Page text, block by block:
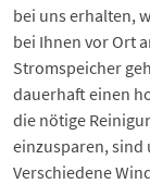
bei uns erhalten,
bei Ihnen vor Ort
Stromspeicher
dauerhaft einen
die nötige
einzusparen, sind
Verschiedene